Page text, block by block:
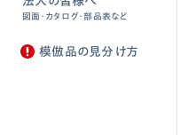
図面・カタログ・部品表など
模倣品の見分け方